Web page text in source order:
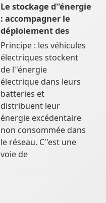
Le stockage d''énergie
: accompagner le
déploiement des
Principe : les véhicules
électriques stockent
de l''énergie
électrique dans leurs
batteries et
distribuent leur
énergie excédentaire
non consommée dans
le réseau. C''est une
voie de